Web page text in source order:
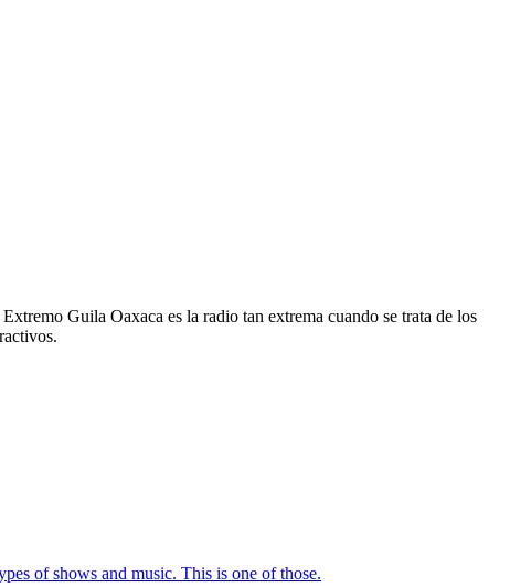
Guila Oaxaca es la radio tan extrema cuando se trata de los
of shows and music. This is one of those.